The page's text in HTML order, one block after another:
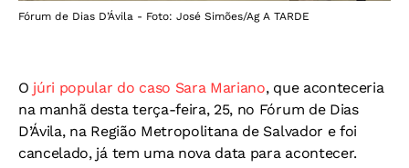
Fórum de Dias D’Ávila - Foto: José Simões/Ag A TARDE
O júri popular do caso Sara Mariano, que aconteceria
na manhã desta terça-feira, 25, no Fórum de Dias
D’Ávila, na Região Metropolitana de Salvador e foi
cancelado, já tem uma nova data para acontecer.